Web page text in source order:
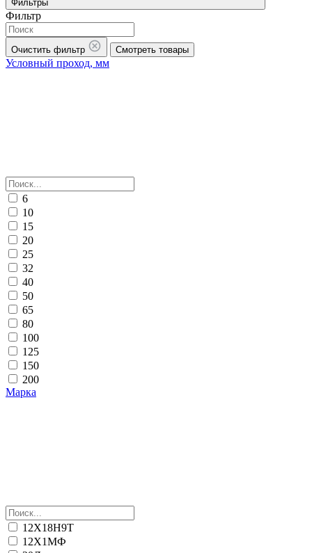
Фильтры
Фильтр
Очистить фильтр Смотреть товары
Условный проход, мм
6
10
15
20
25
32
40
50
65
80
100
125
150
200
Марка
12Х18Н9Т
12Х1МФ